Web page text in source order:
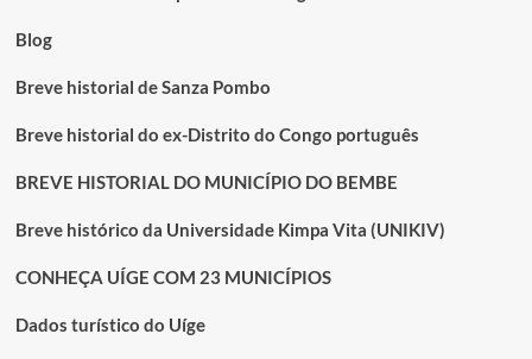
Blog
Breve historial de Sanza Pombo
Breve historial do ex-Distrito do Congo português
BREVE HISTORIAL DO MUNICÍPIO DO BEMBE
Breve histórico da Universidade Kimpa Vita (UNIKIV)
CONHEÇA UÍGE COM 23 MUNICÍPIOS
Dados turístico do Uíge